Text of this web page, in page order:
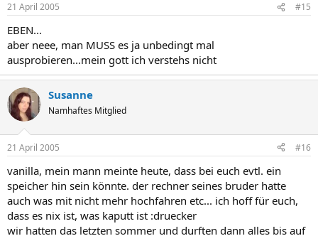
21 April 2005 #15
EBEN...
aber neee, man MUSS es ja unbedingt mal
ausprobieren...mein gott ich verstehs nicht
Susanne
Namhaftes Mitglied
21 April 2005 #16
vanilla, mein mann meinte heute, dass bei euch evtl. ein
speicher hin sein könnte. der rechner seines bruder hatte
auch was mit nicht mehr hochfahren etc... ich hoff für euch,
dass es nix ist, was kaputt ist :druecker
wir hatten das letzten sommer und durften dann alles bis auf